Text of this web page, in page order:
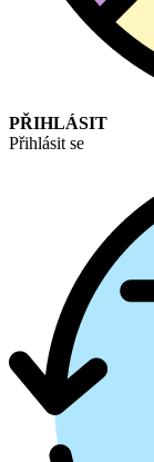
PŘIHLÁSIT
Přihlásit se